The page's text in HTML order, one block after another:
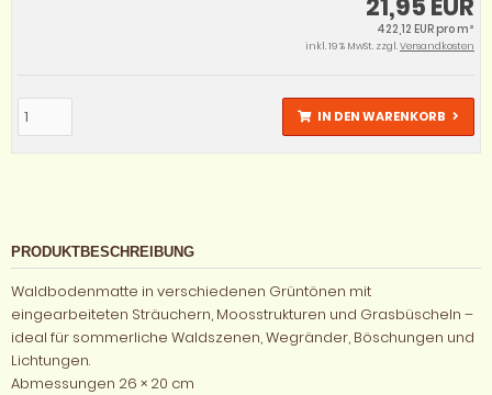
21,95 EUR
422,12 EUR pro m²
inkl. 19 % MwSt. zzgl.Versandkosten
IN DEN WARENKORB
PRODUKTBESCHREIBUNG
Waldbodenmatte in verschiedenen Grüntönen mit
eingearbeiteten Sträuchern, Moosstrukturen und Grasbüscheln –
ideal für sommerliche Waldszenen, Wegränder, Böschungen und
Lichtungen.
Abmessungen 26 × 20 cm